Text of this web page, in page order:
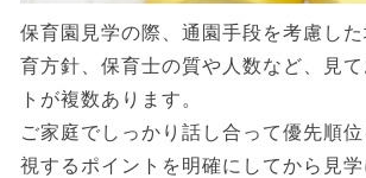
保育園見学の際、通園手段を考慮し
育方針、保育士の質や人数など、見
トが複数あります。
ご家庭でしっかり話し合って優先順
視するポイントを明確にしてから見学